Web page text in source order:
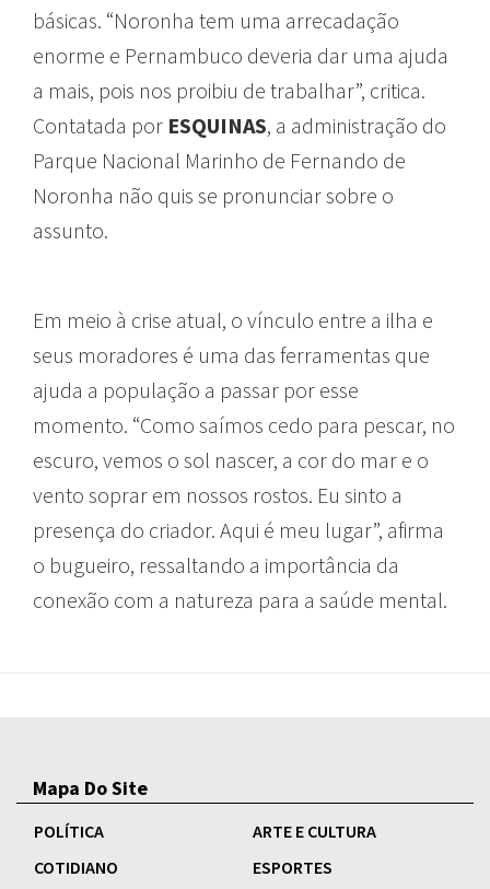
básicas. “Noronha tem uma arrecadação
enorme e Pernambuco deveria dar uma ajuda
a mais, pois nos proibiu de trabalhar”, critica.
Contatada por ESQUINAS, a administração do
Parque Nacional Marinho de Fernando de
Noronha não quis se pronunciar sobre o
assunto.
Em meio à crise atual, o vínculo entre a ilha e
seus moradores é uma das ferramentas que
ajuda a população a passar por esse
momento. “Como saímos cedo para pescar, no
escuro, vemos o sol nascer, a cor do mar e o
vento soprar em nossos rostos. Eu sinto a
presença do criador. Aqui é meu lugar”, afirma
o bugueiro, ressaltando a importância da
conexão com a natureza para a saúde mental.
Mapa Do Site
POLÍTICA
ARTE E CULTURA
COTIDIANO
ESPORTES